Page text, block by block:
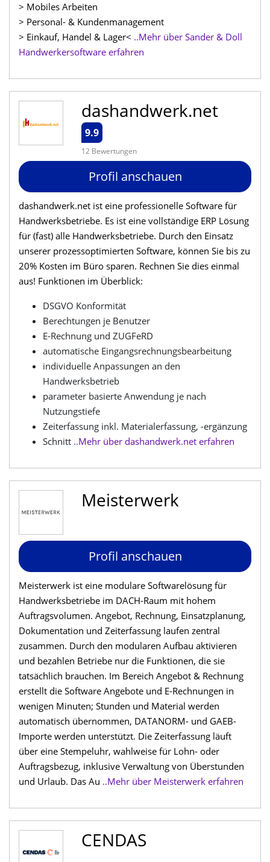
> Mobiles Arbeiten
> Personal- & Kundenmanagement
> Einkauf, Handel & Lager< ..Mehr über Sander & Doll
Handwerkersoftware erfahren
dashandwerk.net
9.9
12 Bewertungen
Profil anschauen
dashandwerk.net ist eine professionelle Software für
Handwerksbetriebe. Es ist eine vollständige ERP Lösung
für (fast) alle Handwerksbetriebe. Durch den Einsatz
unserer prozessoptimierten Software, können Sie bis zu
20% Kosten im Büro sparen. Rechnen Sie dies einmal
aus! Funktionen im Überblick:
DSGVO Konformität
Berechtungen je Benutzer
E-Rechnung und ZUGFeRD
automatische Eingangsrechnungsbearbeitung
individuelle Anpassungen an den
Handwerksbetrieb
parameter basierte Anwendung je nach
Nutzungstiefe
Zeiterfassung inkl. Materialerfassung, -ergänzung
Schnitt ..Mehr über dashandwerk.net erfahren
Meisterwerk
Profil anschauen
Meisterwerk ist eine modulare Softwarelösung für
Handwerksbetriebe im DACH-Raum mit hohem
Auftragsvolumen. Angebot, Rechnung, Einsatzplanung,
Dokumentation und Zeiterfassung laufen zentral
zusammen. Durch den modularen Aufbau aktivieren
und bezahlen Betriebe nur die Funktionen, die sie
tatsächlich brauchen. Im Bereich Angebot & Rechnung
erstellt die Software Angebote und E-Rechnungen in
wenigen Minuten; Stunden und Material werden
automatisch übernommen, DATANORM- und GAEB-
Importe werden unterstützt. Die Zeiterfassung läuft
über eine Stempeluhr, wahlweise für Lohn- oder
Auftragsbezug, inklusive Verwaltung von Überstunden
und Urlaub. Das Au ..Mehr über Meisterwerk erfahren
CENDAS